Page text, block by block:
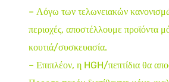
– Λόγω των τελωνειακών
περιοχές, αποστέλλουμε προϊόντα
κουτιά/συσκευασία.
– Επιπλέον, η HGH/πεπτίδια θα